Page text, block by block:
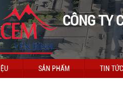
CÔNG TY
SẢN PHẨM TIN TỨC